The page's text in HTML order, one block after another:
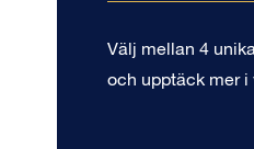
Välj mellan 4
och upptäck mer i